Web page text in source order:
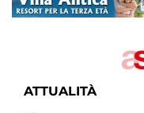
ATTUALITÀ